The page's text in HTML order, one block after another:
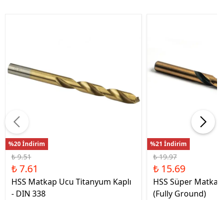
%20 İndirim
₺ 9.51
₺ 7.61
HSS Matkap Ucu Titanyum Kaplı
- DIN 338
%21 İndirim
₺ 19.97
₺ 15.69
HSS Süper
(Fully Ground)